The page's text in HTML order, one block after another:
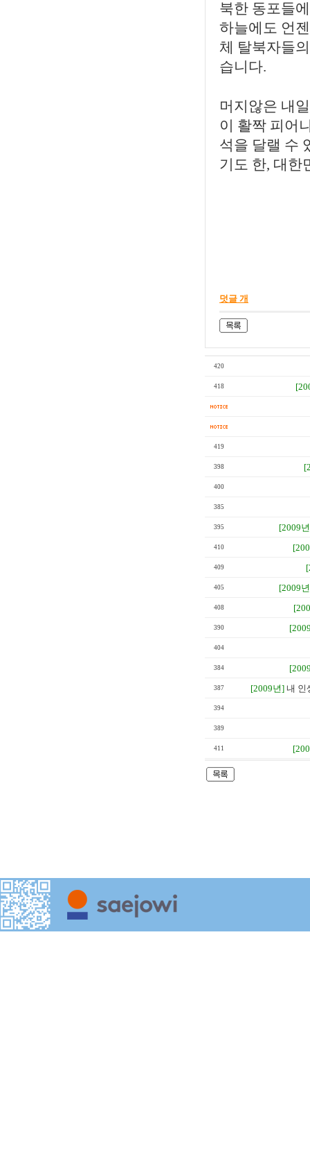
북한 동포들
하늘에도 언
체 탈북자들
습니다.
머지않은 내
이 활짝 피어
석을 달랠 수
기도 한, 대한
덧글 개
420
418
419
398
400
385
395 [2009
410
409
405 [2009
408
390
404
384
387 [2009년] 내 인
394
389
411